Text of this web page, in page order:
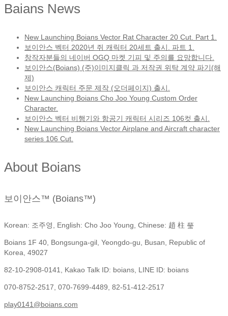
Baians News
New Launching Boians Vector Rat Character 20 Cut. Part 1.
보이안스 벡터 2020년 쥐 캐릭터 20세트 출시. 파트 1.
창작자분들의 네이버 OGQ 마켓 기피 및 주의를 요망합니다.
보이안스(Boians) (주)이미지클릭 과 저작권 위탁 계약 파기(해
제)
보이안스 캐릭터 주문 제작 (오더페이지) 출시.
New Launching Boians Cho Joo Young Custom Order
Character.
보이안스 벡터 비행기와 항공기 캐릭터 시리즈 106컷 출시.
New Launching Boians Vector Airplane and Aircraft character
series 106 Cut.
About Boians
보이안스™ (Boians™)
Korean: 조주영, English: Cho Joo Young, Chinese: 趙 柱 瑩
Boians 1F 40, Bongsunga-gil, Yeongdo-gu, Busan, Republic of
Korea, 49027
82-10-2908-0141, Kakao Talk ID: boians, LINE ID: boians
070-8752-2517, 070-7699-4489, 82-51-412-2517
play0141@boians.com